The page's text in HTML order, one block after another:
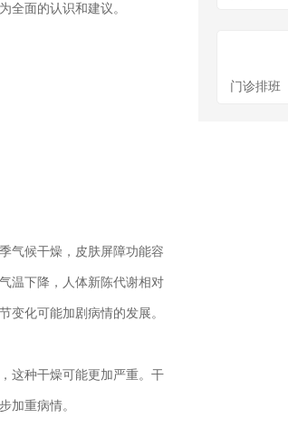
全面的认识和建议。
气候干燥，皮肤屏障功能容
温下降，人体新陈代谢相对
变化可能加剧病情的发展。
这种干燥可能更加严重。干
加重病情。
门诊排班